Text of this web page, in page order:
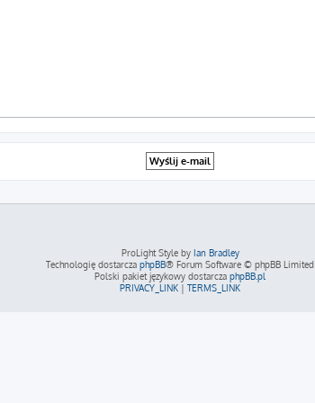
ProLight Style by Ian Bradley
Technologię dostarcza phpBB® Forum Software © phpBB Limited
Polski pakiet językowy dostarcza phpBB.pl
PRIVACY_LINK | TERMS_LINK